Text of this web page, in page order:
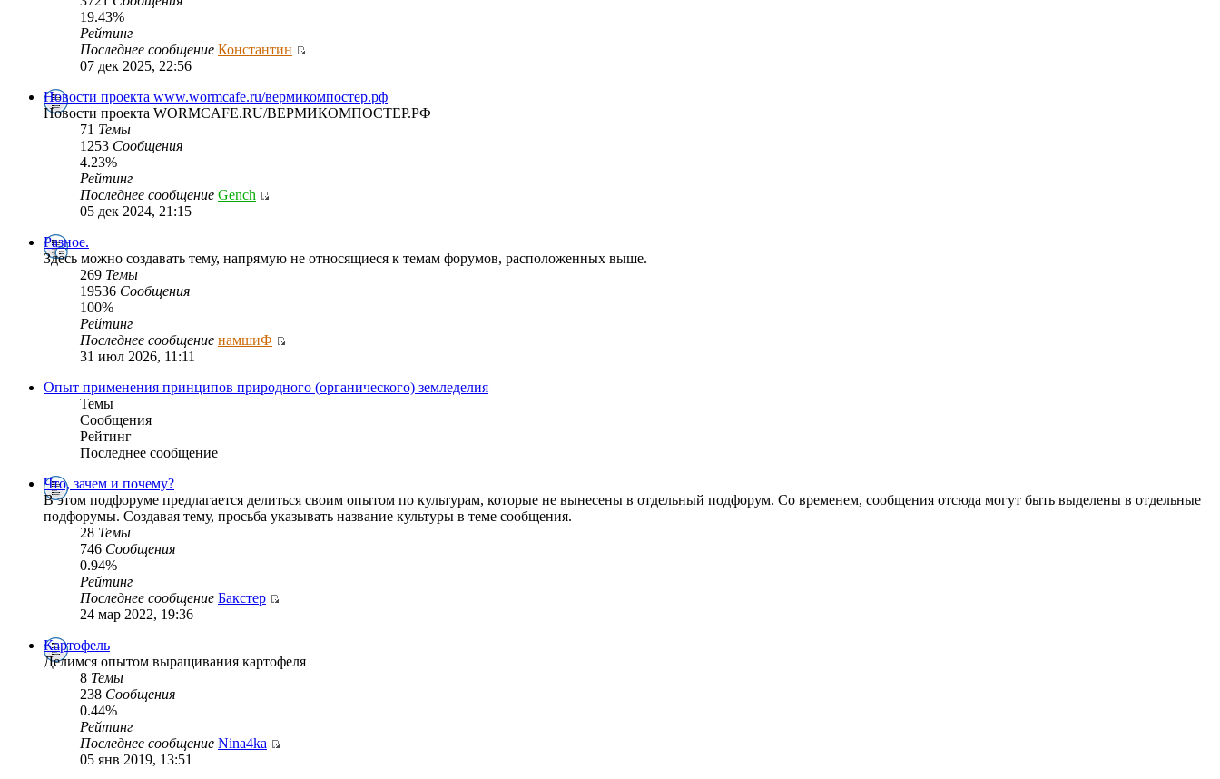
19.43%
Рейтинг
Последнее сообщение Константин
07 дек 2025, 22:56
Новости проекта www.wormcafe.ru/вермикомпостер.рф
Новости проекта WORMCAFE.RU/ВЕРМИКОМПОСТЕР.РФ
71 Темы
1253 Сообщения
4.23%
Рейтинг
Последнее сообщение Gench
05 дек 2024, 21:15
Разное.
Здесь можно создавать тему, напрямую не относящиеся к темам форумов, расположенных выше.
269 Темы
19536 Сообщения
100%
Рейтинг
Последнее сообщение намшиФ
31 июл 2026, 11:11
Опыт применения принципов природного (органического) земледелия
Темы
Сообщения
Рейтинг
Последнее сообщение
Что, зачем и почему?
В этом подфоруме предлагается делиться своим опытом по культурам, которые не вынесены в отдельный подфорум. Со временем, сообщения отсюда могут быть выделены в отдельные
подфорумы. Создавая тему, просьба указывать название культуры в теме сообщения.
28 Темы
746 Сообщения
0.94%
Рейтинг
Последнее сообщение Бакстер
24 мар 2022, 19:36
Картофель
Делимся опытом выращивания картофеля
8 Темы
238 Сообщения
0.44%
Рейтинг
Последнее сообщение Nina4ka
05 янв 2019, 13:51